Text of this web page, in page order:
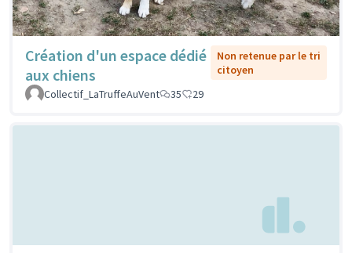
Création d'un espace dédié
aux chiens
Non retenue par le tri
citoyen
Collectif_LaTruffeAuVent
35 29